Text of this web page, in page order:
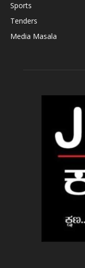
Sports
Tenders
Media Masala